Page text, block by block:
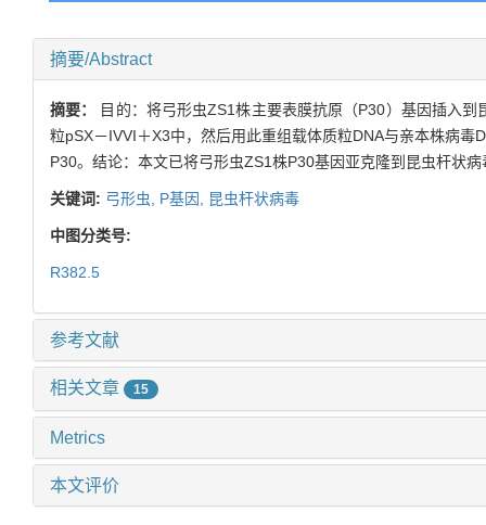
摘要/Abstract
摘要：
目的：将弓形虫ZS1株主要表膜抗原（P30）基因插入
粒pSX－IVVI＋X3中，然后用此重组载体质粒DNA与亲本株病
P30。结论：本文已将弓形虫ZS1株P30基因亚克隆到昆虫杆状
关键词: 弓形虫, P基因, 昆虫杆状病毒
中图分类号:
R382.5
参考文献
相关文章 15
Metrics
本文评价